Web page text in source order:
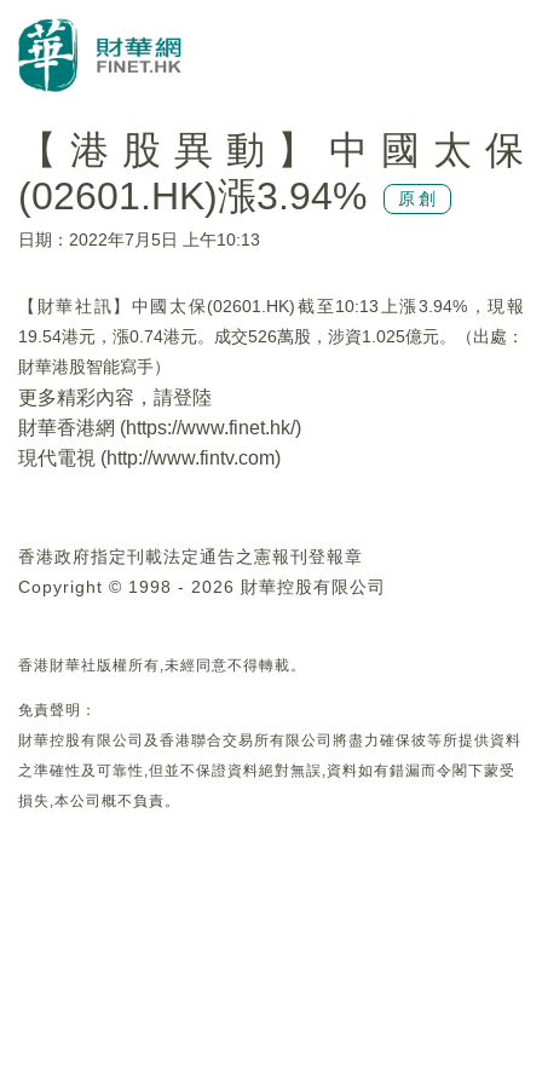
【港股異動】中國太保
(02601.HK)漲3.94%
原創
日期：2022年7月5日 上午10:13
【財華社訊】中國太保(02601.HK)截至10:13上漲3.94%，現報
19.54港元，漲0.74港元。成交526萬股，涉資1.025億元。（出處：
財華港股智能寫手）
更多精彩內容，請登陸
財華香港網 (https://www.finet.hk/)
現代電視 (http://www.fintv.com)
香港政府指定刊載法定通告之憲報刊登報章
Copyright © 1998 - 2026 財華控股有限公司
香港財華社版權所有,未經同意不得轉載。
免責聲明：
財華控股有限公司及香港聯合交易所有限公司將盡力確保彼等所提供資料
之準確性及可靠性,但並不保證資料絕對無誤,資料如有錯漏而令閣下蒙受
損失,本公司概不負責。